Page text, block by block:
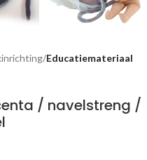
Educatiemateriaal
/ navelstreng /